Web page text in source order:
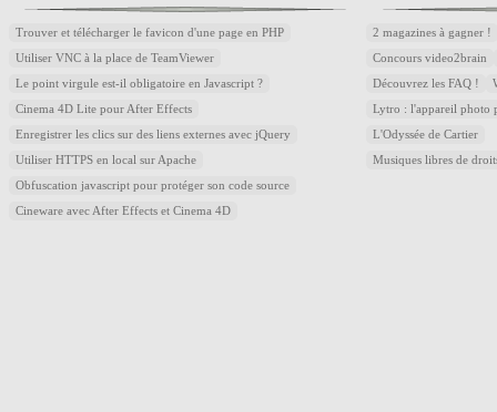
Trouver et télécharger le favicon d'une page en PHP
Utiliser VNC à la place de TeamViewer
Le point virgule est-il obligatoire en Javascript ?
Cinema 4D Lite pour After Effects
Enregistrer les clics sur des liens externes avec jQuery
Utiliser HTTPS en local sur Apache
Obfuscation javascript pour protéger son code source
Cineware avec After Effects et Cinema 4D
2 magazines à gagner !
Concours video2brain
Découvrez les FAQ !
Lytro : l'appareil photo
L'Odyssée de Cartier
Musiques libres de